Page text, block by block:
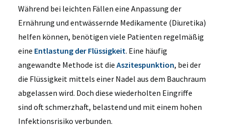
Während bei leichten Fällen eine Anpassung der
Ernährung und entwässernde Medikamente (Diuretika)
helfen können, benötigen viele Patienten regelmäßig
eine Entlastung der Flüssigkeit. Eine häufig
angewandte Methode ist die Aszitespunktion, bei der
die Flüssigkeit mittels einer Nadel aus dem Bauchraum
abgelassen wird. Doch diese wiederholten Eingriffe
sind oft schmerzhaft, belastend und mit einem hohen
Infektionsrisiko verbunden.